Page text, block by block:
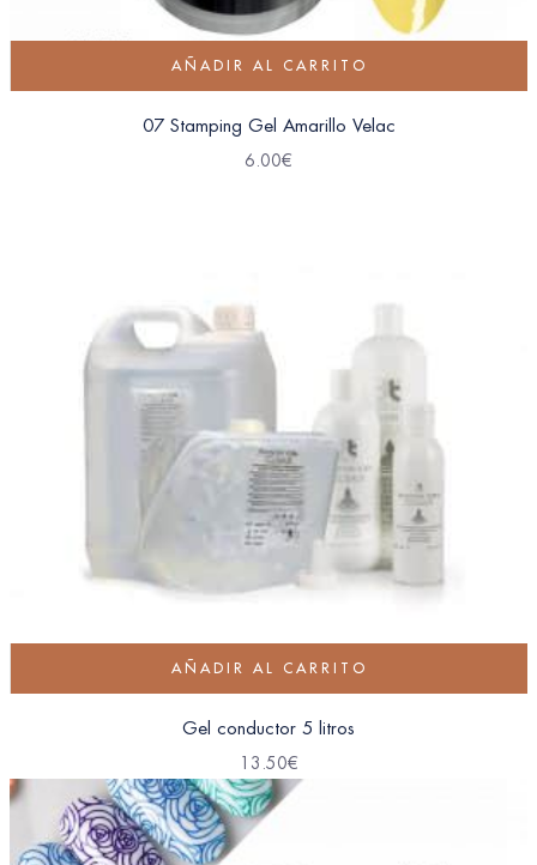
AÑADIR AL CARRITO
07 Stamping Gel Amarillo Velac
6.00€
AÑADIR AL CARRITO
Gel conductor 5 litros
13.50€